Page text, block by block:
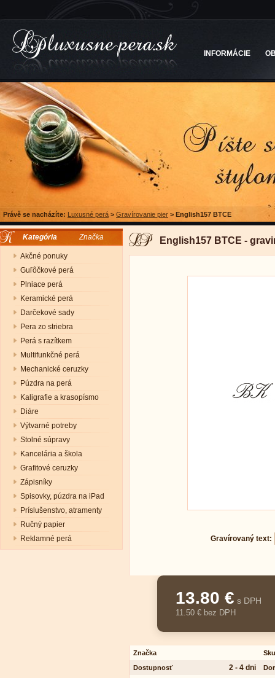
INFORMÁCIE
Právě se nacházíte: Luxusné perá > Gravírovanie pier > English157 BTCE
Kategória Značka
Akčné ponuky
Guľôčkové perá
Plniace perá
Keramické perá
Darčekové sady
Pera zo striebra
Perá s razítkem
Multifunkčné perá
Mechanické ceruzky
Púzdra na perá
Kaligrafie a krasopísmo
Diáre
Výtvarné potreby
Stolné súpravy
Kancelária a škola
Grafitové ceruzky
Zápisníky
Spisovky, púzdra na iPad
Príslušenstvo, atramenty
Ručný papier
Reklamné perá
English157 BTCE -
Gravírovaný text:
13.80 € s DPH
11.50 € bez DPH
Značka
Dostupnosť
2 - 4 dni